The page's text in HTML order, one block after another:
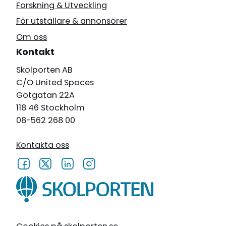
Forskning & Utveckling
För utställare & annonsörer
Om oss
Kontakt
Skolporten AB
C/O United Spaces
Götgatan 22A
118 46 Stockholm
08-562 268 00
Kontakta oss